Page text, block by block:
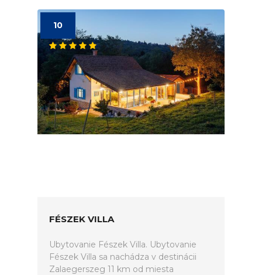
10
FÉSZEK VILLA
Ubytovanie Fészek Villa. Ubytovanie
Fészek Villa sa nachádza v destinácii
Zalaegerszeg 11 km od miesta